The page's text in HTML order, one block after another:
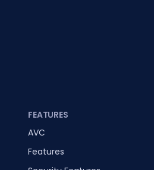
FEATURES
AVC
Features